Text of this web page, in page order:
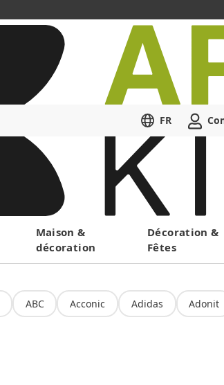
FR
Maison &
décoration
Décoration &
Fêtes
ABC Acconic Adidas Adonit